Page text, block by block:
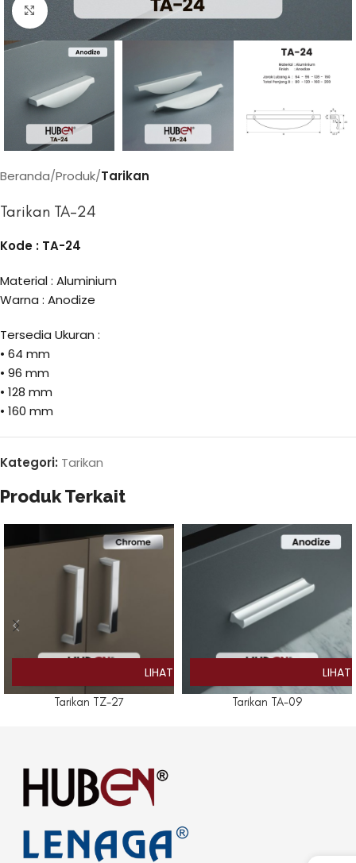
Click to enlarge
Beranda Produk Tarikan
Tarikan TA-24
Kode : TA-24
Material : Aluminium
Warna : Anodize
Tersedia Ukuran :
• 64 mm
• 96 mm
• 128 mm
• 160 mm
Kategori: Tarikan
Produk Terkait
Tarikan TZ-27 Tarikan TA-09